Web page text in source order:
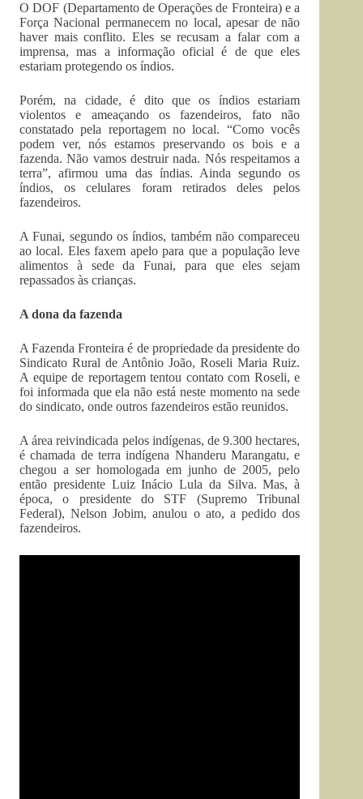
O DOF (Departamento de Operações de Fronteira) e a
Força Nacional permanecem no local, apesar de não
haver mais conflito. Eles se recusam a falar com a
imprensa, mas a informação oficial é de que eles
estariam protegendo os índios.
Porém, na cidade, é dito que os índios estariam
violentos e ameaçando os fazendeiros, fato não
constatado pela reportagem no local. “Como vocês
podem ver, nós estamos preservando os bois e a
fazenda. Não vamos destruir nada. Nós respeitamos a
terra”, afirmou uma das índias. Ainda segundo os
índios, os celulares foram retirados deles pelos
fazendeiros.
A Funai, segundo os índios, também não compareceu
ao local. Eles faxem apelo para que a população leve
alimentos à sede da Funai, para que eles sejam
repassados às crianças.
A dona da fazenda
A Fazenda Fronteira é de propriedade da presidente do
Sindicato Rural de Antônio João, Roseli Maria Ruiz.
A equipe de reportagem tentou contato com Roseli, e
foi informada que ela não está neste momento na sede
do sindicato, onde outros fazendeiros estão reunidos.
A área reivindicada pelos indígenas, de 9.300 hectares,
é chamada de terra indígena Nhanderu Marangatu, e
chegou a ser homologada em junho de 2005, pelo
então presidente Luiz Inácio Lula da Silva. Mas, à
época, o presidente do STF (Supremo Tribunal
Federal), Nelson Jobim, anulou o ato, a pedido dos
fazendeiros.